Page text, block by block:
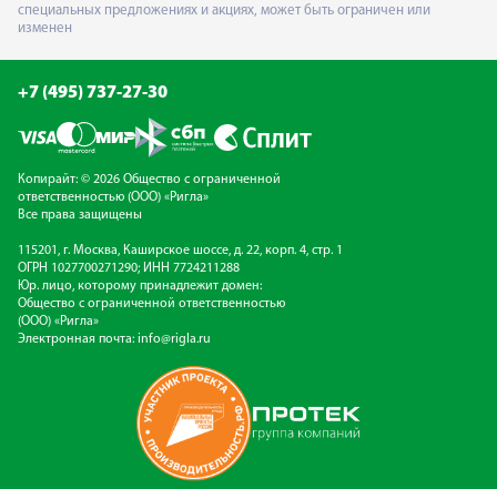
специальных предложениях и акциях, может быть ограничен или
изменен
+7 (495) 737-27-30
Копирайт: © 2026 Общество с ограниченной
ответственностью (ООО) «Ригла»
Все права защищены
115201, г. Москва, Каширское шоссе, д. 22, корп. 4, стр. 1
ОГРН 1027700271290; ИНН 7724211288
Юр. лицо, которому принадлежит домен:
Общество с ограниченной ответственностью
(ООО) «Ригла»
Электронная почта: info@rigla.ru